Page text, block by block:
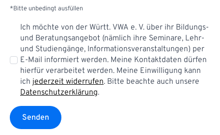
*Bitte unbedingt ausfüllen
Datenschutz
Ich möchte von der Württ. VWA e. V. über ihr Bildungs-
und Beratungsangebot (nämlich ihre Seminare, Lehr-
und Studiengänge, Informationsveranstaltungen) per
E-Mail informiert werden. Meine Kontaktdaten dürfen
hierfür verarbeitet werden. Meine Einwilligung kann
ich jederzeit widerrufen. Bitte beachte auch unsere
Datenschutzerklärung.
Senden